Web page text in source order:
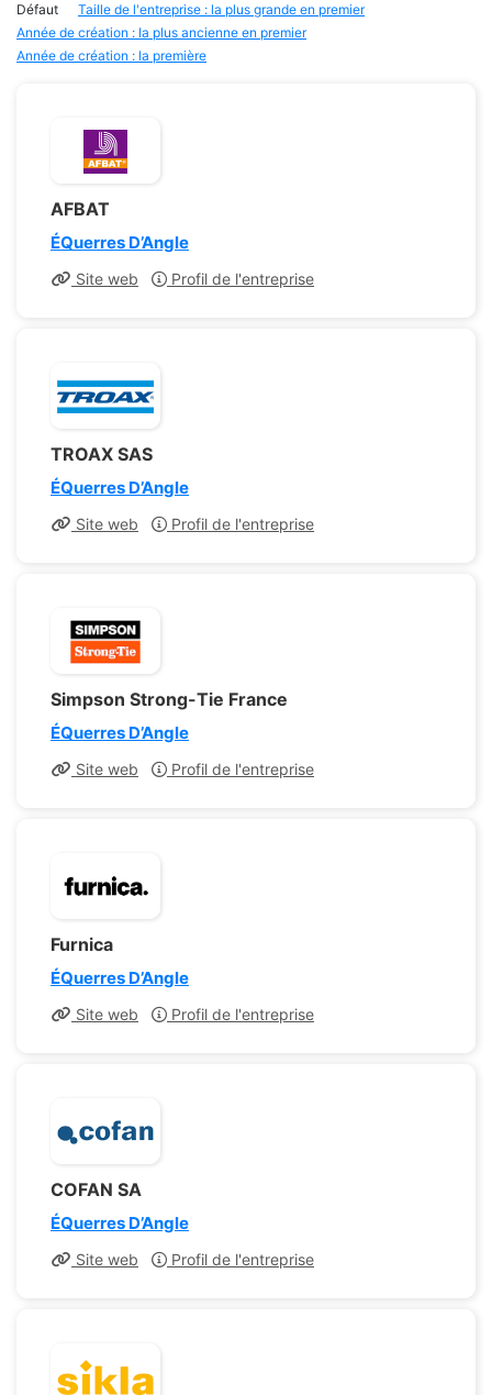
Défaut
Taille de l'entreprise : la plus grande en premier
Année de création : la plus ancienne en premier
Année de création : la première
AFBAT
ÉQuerres D’Angle
Site web Profil de l'entreprise
TROAX SAS
ÉQuerres D’Angle
Site web Profil de l'entreprise
Simpson Strong-Tie France
ÉQuerres D’Angle
Site web Profil de l'entreprise
Furnica
ÉQuerres D’Angle
Site web Profil de l'entreprise
COFAN SA
ÉQuerres D’Angle
Site web Profil de l'entreprise